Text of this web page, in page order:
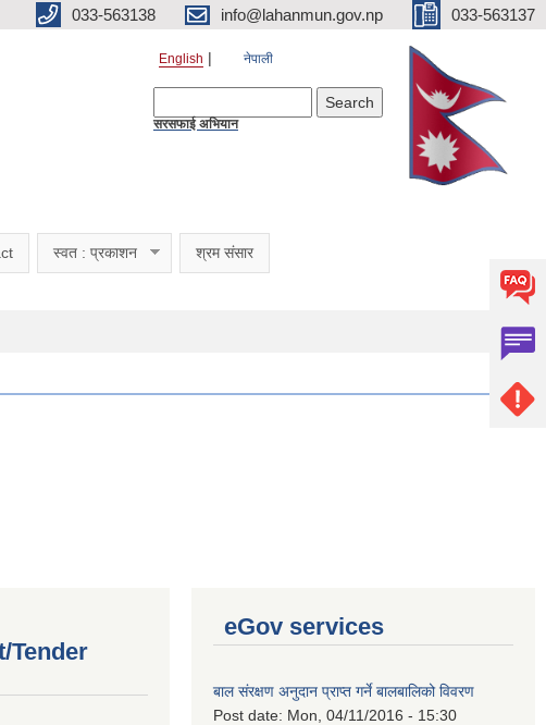
033-563138 info@lahanmun.gov.np 033-563137
English नेपाली
सरसफाई अभियान
स्वत : प्रकाशन श्रम संसार
Tender
eGov services
बाल संरक्षण अनुदान प्राप्त गर्ने बालबालिको विवरण
Post date: Mon, 04/11/2016 - 15:30